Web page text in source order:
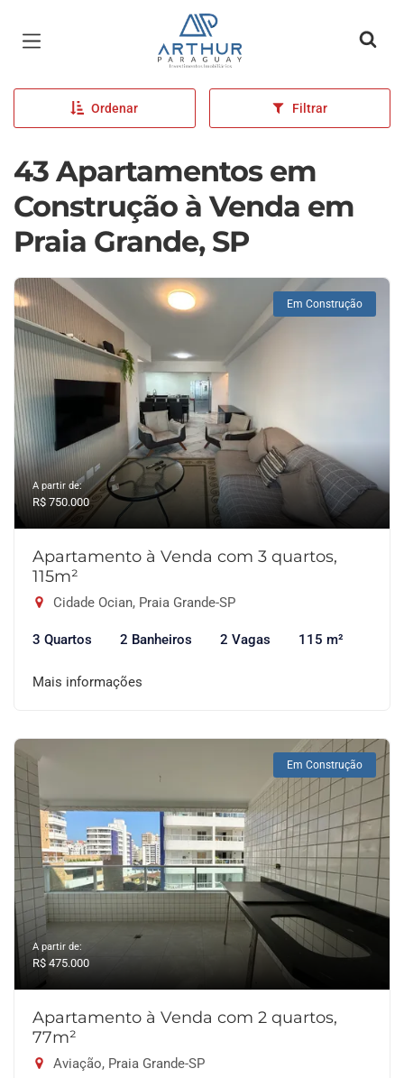
Página inicial
Ordenar Filtrar
43 Apartamentos em
Construção à Venda em
Praia Grande, SP
Em Construção
A partir de:
R$ 750.000
Apartamento à Venda com 3 quartos,
115m²
Cidade Ocian, Praia Grande-SP
3 Quartos 2 Banheiros 2 Vagas 115 m²
Mais informações
Em Construção
A partir de:
R$ 475.000
Apartamento à Venda com 2 quartos,
77m²
Aviação, Praia Grande-SP